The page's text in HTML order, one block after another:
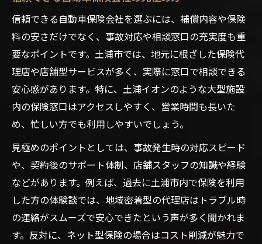
信頼できる自動車保険会社を選ぶには、補償内容や保険
料の安さだけでなく、事故対応や相談窓口の充実度も重
要なポイントです。土浦市では、地元に根ざした保険代
理店や店舗型サービスが多く、実際に窓口で相談できる
安心感があります。特に、土浦イオンのような大型施設
内の保険窓口はアクセスしやすく、営業時間も長いた
め、忙しい方でも利用しやすいでしょう。
見極めのポイントとしては、事故発生時の対応スピード
や、契約後のサポート体制、店舗スタッフの知識や経験
などがあります。例えば、過去に土浦市内で保険を利用
した方の体験談では、地域密着型の代理店はトラブル時
の連絡がスムーズで安心できたという声が多く聞かれま
す。反対に、ネット型保険の場合はコスト削減が魅力で